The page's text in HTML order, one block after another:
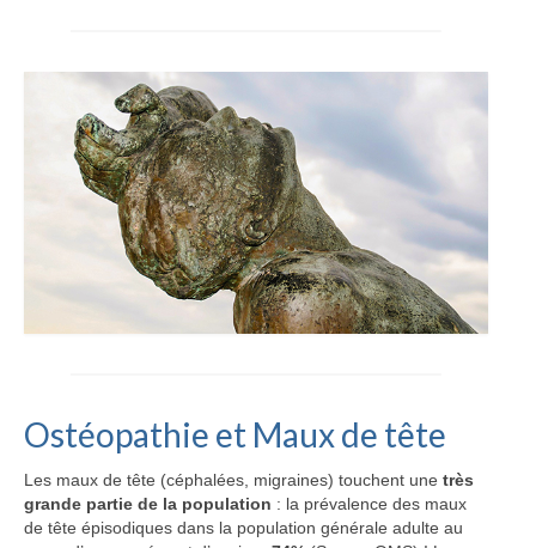
Ostéopathie et Maux de tête
Les maux de tête (céphalées, migraines) touchent une très
grande partie de la population : la prévalence des maux
de tête épisodiques dans la population générale adulte au